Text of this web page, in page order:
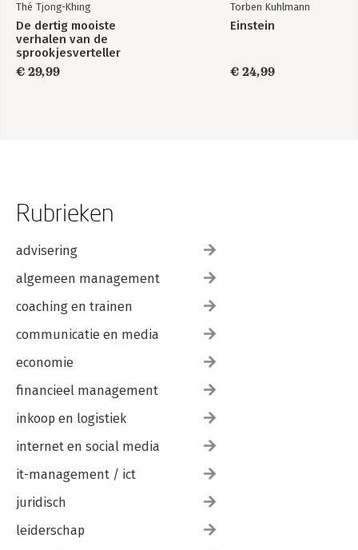
Thé Tjong-Khing
De dertig mooiste
verhalen van de
sprookjesverteller
€ 29,99
Torben Kuhlmann
Einstein
€ 24,99
Rubrieken
advisering
algemeen management
coaching en trainen
communicatie en media
economie
financieel management
inkoop en logistiek
internet en social media
it-management / ict
juridisch
leiderschap